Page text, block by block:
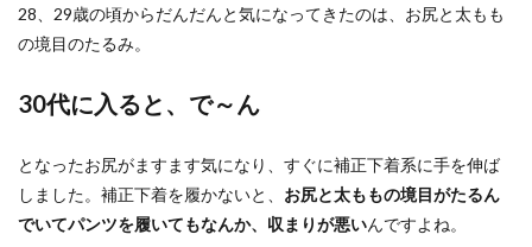
28、29歳の頃からだんだんと気になってきたのは、お尻と太もも
の境目のたるみ。
30代に入ると、で～ん
となったお尻がますます気になり、すぐに補正下着系に手を伸ば
しました。補正下着を履かないと、 お尻と太ももの境目がたるん
でいてパンツを履いてもなんか、収まりが悪いんですよね。